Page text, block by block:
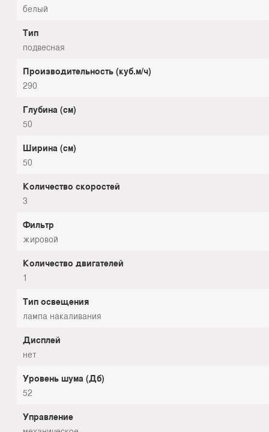
белый
Тип
подвесная
Производительность (куб.м/ч)
290
Глубина (см)
50
Ширина (см)
50
Количество скоростей
3
Фильтр
жировой
Количество двигателей
1
Тип освещения
лампа накаливания
Дисплей
нет
Уровень шума (Дб)
52
Управление